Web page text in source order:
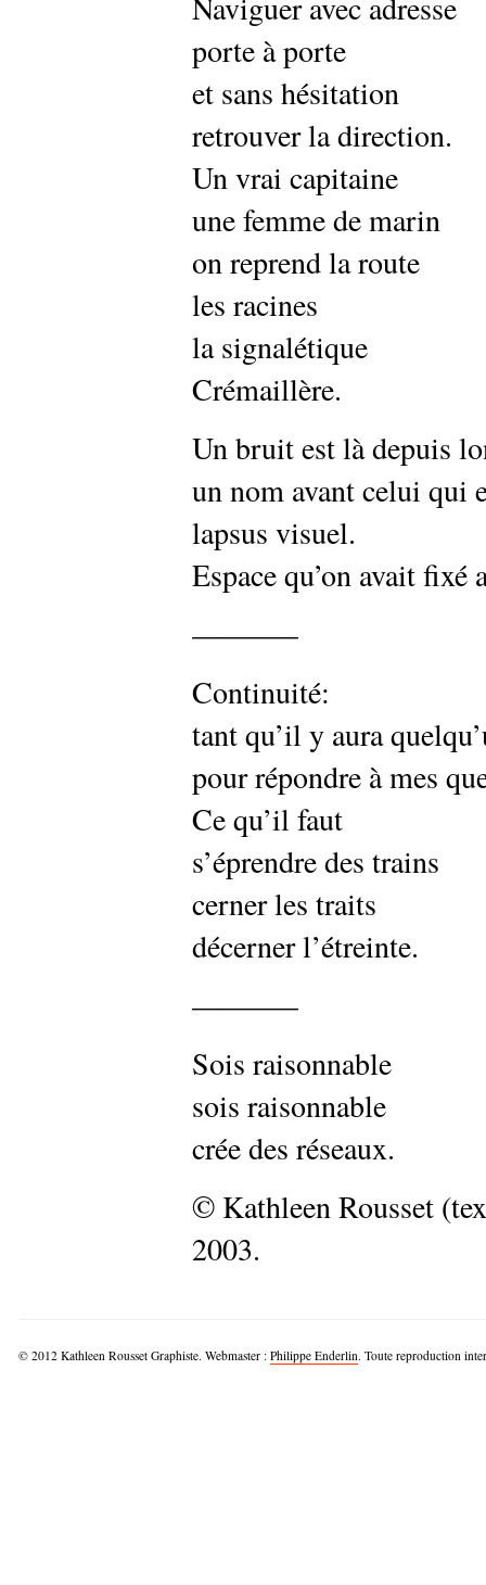
porte à porte
et sans hésitation
retrouver la direction.
Un vrai capitaine
une femme de marin
on reprend la route
les racines
la signalétique
Crémaillère.
Un bruit est là depuis
un nom avant celui qui
lapsus visuel.
Espace qu’on avait fixé
———–
Continuité:
tant qu’il y aura
pour répondre à mes
Ce qu’il faut
s’éprendre des trains
cerner les traits
décerner l’étreinte.
———–
Sois raisonnable
sois raisonnable
crée des réseaux.
© Kathleen Rousset
2003.
© 2012 Kathleen Rousset Graphiste. Webmaster : Philippe Enderlin. Toute reproduction